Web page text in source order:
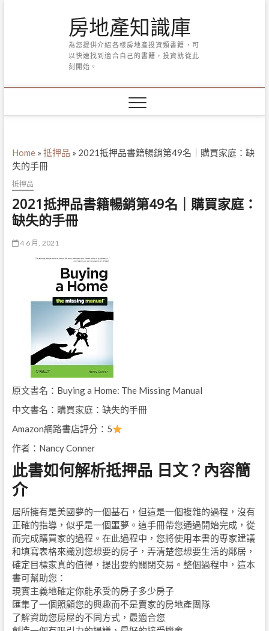
房地產知識庫
為您提供介紹各樣房地產投資類書籍，可
以快速找到適合自己的書籍，投資就從此
刻開始。
Home» 抵押品 » 2021抵押品書籍暢銷第49名｜購買家庭：缺
失的手冊
抵押品
2021抵押品書籍暢銷第49名｜購買家庭：
缺失的手冊
4 6 月, 2021
原文書名：Buying a Home: The Missing Manual
中文書名：購買家庭：缺失的手冊
Amazon網路書店評分：5
作者：Nancy Conner
此書如何解析抵押品 日文？內容簡
介
居所擁有是美國夢的一個基石，但這是一個複雜的過程，沒有
正確的指導，似乎是一個噩夢。這手冊帶您通過開始完成，從
而完成購買家的過程。在此過程中，您將使用本書的專家建議
和填寫表格來識別您想要的房子，弄清楚您想要生活的鄰居，
確定目標家真的值得，提出要約關閉交易。整個過程中，這本
書可幫助您：
現實主義地確定你能承受的房子多少房子
匯集了一個照顧您的興趣而不是賣家的房地產團隊
了解資助您房屋的不同方式，最適合您